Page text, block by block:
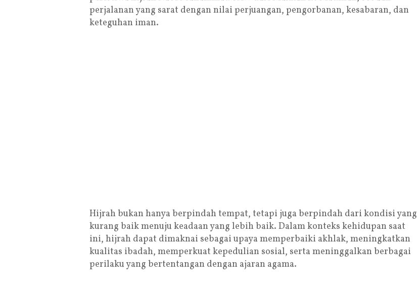
perjalanan yang sarat dengan nilai perjuangan, pengorbanan, kesabaran, dan
keteguhan iman.
Hijrah bukan hanya berpindah tempat, tetapi juga berpindah dari kondisi yang
kurang baik menuju keadaan yang lebih baik. Dalam konteks kehidupan saat
ini, hijrah dapat dimaknai sebagai upaya memperbaiki akhlak, meningkatkan
kualitas ibadah, memperkuat kepedulian sosial, serta meninggalkan berbagai
perilaku yang bertentangan dengan ajaran agama.